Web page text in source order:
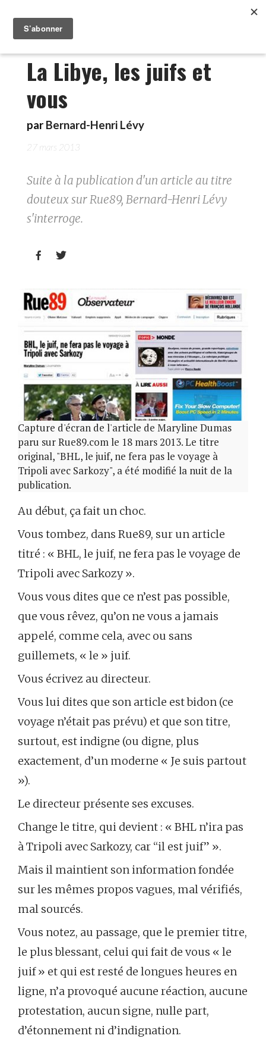
La Libye, les juifs et
vous
par Bernard-Henri Lévy
27 mars 2013
Suite à la publication d'un article au titre
douteux sur Rue89, Bernard-Henri Lévy
s'interroge.
 
Capture d'écran de l'article de Maryline Dumas
paru sur Rue89.com le 18 mars 2013. Le titre
original, "BHL, le juif, ne fera pas le voyage à
Tripoli avec Sarkozy", a été modifié la nuit de la
publication.
Au début, ça fait un choc.
Vous tombez, dans Rue89, sur un article
titré : « BHL, le juif, ne fera pas le voyage de
Tripoli avec Sarkozy ».
Vous vous dites que ce n’est pas possible,
que vous rêvez, qu’on ne vous a jamais
appelé, comme cela, avec ou sans
guillemets, « le » juif.
Vous écrivez au directeur.
Vous lui dites que son article est bidon (ce
voyage n’était pas prévu) et que son titre,
surtout, est indigne (ou digne, plus
exactement, d’un moderne « Je suis partout
»).
Le directeur présente ses excuses.
Change le titre, qui devient : « BHL n’ira pas
à Tripoli avec Sarkozy, car “il est juif” ».
Mais il maintient son information fondée
sur les mêmes propos vagues, mal vérifiés,
mal sourcés.
Vous notez, au passage, que le premier titre,
le plus blessant, celui qui fait de vous « le
juif » et qui est resté de longues heures en
ligne, n’a provoqué aucune réaction, aucune
protestation, aucun signe, nulle part,
d’étonnement ni d’indignation.